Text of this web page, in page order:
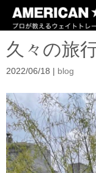
久々の旅
2022/06/18 | blog